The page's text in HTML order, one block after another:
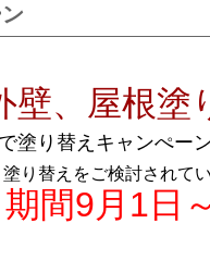
壁、屋根塗
塗り替えキャンぺー
り替えをご検討されて
期間9月1日